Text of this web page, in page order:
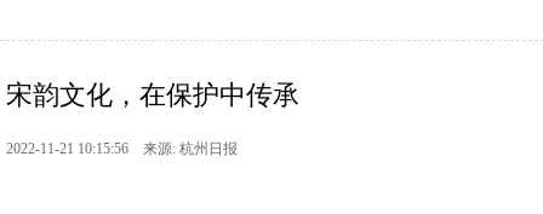
宋韵文化，在保护中传承
2022-11-21 10:15:56 来源: 杭州日报